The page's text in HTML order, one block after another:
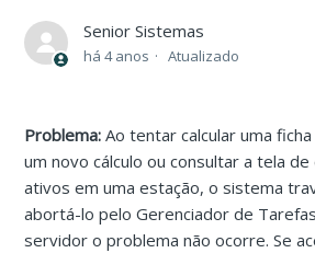
Senior Sistemas
há 4 anos Atualizado
Problema:Ao tentar calcular uma
um novo cálculo ou consultar a tela
ativos em uma estação, o sistema
abortá-lo pelo Gerenciador de
servidor o problema não ocorre. Se